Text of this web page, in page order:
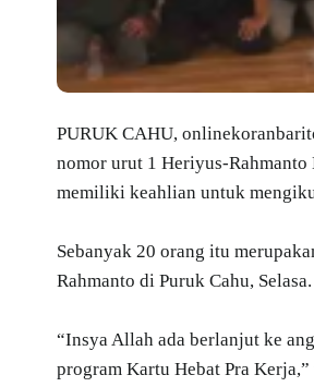
PURUK CAHU,
nomor urut 1 Heriyus-
memiliki keahlian untuk
Sebanyak 20 orang itu
Rahmanto di Puruk Cahu, Selasa.
“Insya Allah ada berlanjut ke
program Kartu Hebat Pra Kerja,”